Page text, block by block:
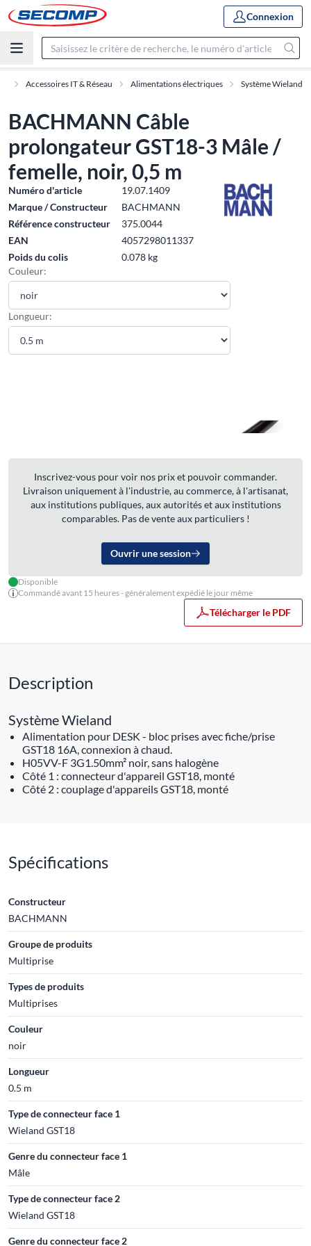
Connexion
Accessoires IT & Réseau Alimentations électriques Système Wieland
BACHMANN Câble
prolongateur GST18-3 Mâle /
femelle, noir, 0,5 m
Numéro d'article
19.07.1409
Marque / Constructeur
BACHMANN
Référence constructeur
375.0044
EAN
4057298011337
Poids du colis
0.078 kg
Couleur:
Longueur:
Inscrivez-vous pour voir nos prix et pouvoir commander.
Livraison uniquement à l'industrie, au commerce, à l'artisanat,
aux institutions publiques, aux autorités et aux institutions
comparables. Pas de vente aux particuliers !
Ouvrir une session
Disponible
Commandé avant 15 heures - généralement expédié le jour même
Télécharger le PDF
Description
Système Wieland
Alimentation pour DESK - bloc prises avec fiche/prise
GST18 16A, connexion à chaud.
H05VV-F 3G1.50mm² noir, sans halogène
Côté 1 : connecteur d'appareil GST18, monté
Côté 2 : couplage d'appareils GST18, monté
Spécifications
Constructeur
BACHMANN
Groupe de produits
Multiprise
Types de produits
Multiprises
Couleur
noir
Longueur
0.5 m
Type de connecteur face 1
Wieland GST18
Genre du connecteur face 1
Mâle
Type de connecteur face 2
Wieland GST18
Genre du connecteur face 2